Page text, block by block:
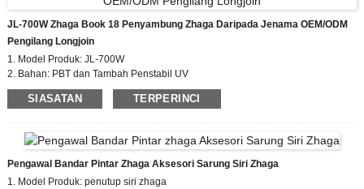
medium penghantaran data biasa.
Model: JL-770 Ijazah Pencemaran:2
Voltan Impuls Ternilai: 0.8KV
penarafan IK09
Reka bentuk Kraf pengedap IP66 (pilihan)
dipilih
JL-700W Zhaga Book 18 Penyambung Zhaga Daripada Jenama OEM/ODM
Pengilang Longjoin
1. Model Produk: JL-700W
2. Bahan: PBT dan Tambah Penstabil UV
3. Tolok petunjuk: suaikan pilihan
4.Voltan impuls terkadar: 0.8kv
SIASATAN TERPERINCI
Pengawal Bandar Pintar Zhaga Aksesori Sarung Siri Zhaga
1. Model Produk: penutup siri zhaga